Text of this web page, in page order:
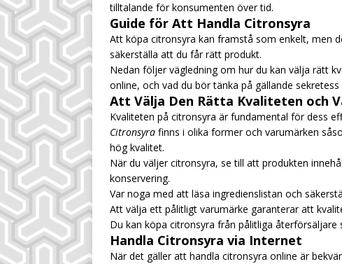
tilltalande för konsumenten över tid.
Guide för Att Handla Citronsyra
Att köpa citronsyra kan framstå som enkelt, men
säkerställa att du får rätt produkt.
Nedan följer vägledning om hur du kan välja rätt
online, och vad du bör tänka på gällande
Att Välja Den Rätta Kvaliteten och
Kvaliteten på citronsyra är fundamental för dess
Citronsyra finns i olika former och varumärken
hög kvalitet.
När du väljer citronsyra, se till att produkten
konservering.
Var noga med att läsa ingredienslistan och
Att välja ett pålitligt varumärke garanterar att
Du kan köpa citronsyra från pålitliga återförsäljare
Handla Citronsyra via Internet
När det gäller att handla citronsyra online är